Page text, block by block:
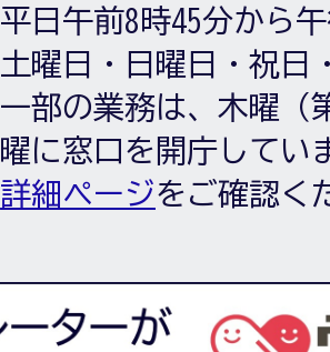
平日午前8時45分から
土曜日・日曜日・祝日
一部の業務は、木曜（
曜に窓口を開庁してい
詳細ページをご確認く